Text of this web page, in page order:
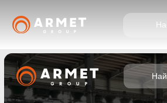
Найти Меню
Производим и поставляем